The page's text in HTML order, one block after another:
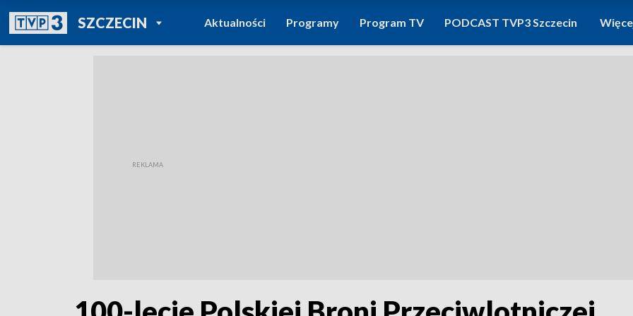
SZCZECINPOWRÓT DO
TVP REGIONY
Aktualności Programy Program TV PODCAST TVP3 Szczecin